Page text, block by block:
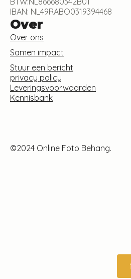
IBAN: NL49RABO0319394468
Over
Over ons
Samen impact
Stuur een bericht
privacy policy
Leveringsvoorwaarden
Kennisbank
©2024 Online Foto Behang.